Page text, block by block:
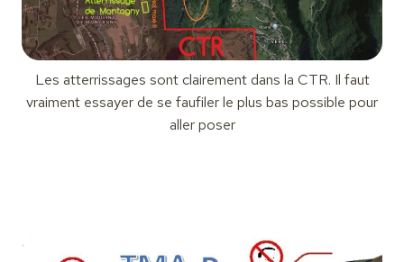
Les atterrissages sont clairement dans la CTR. Il faut
vraiment essayer de se faufiler le plus bas possible pour
aller poser